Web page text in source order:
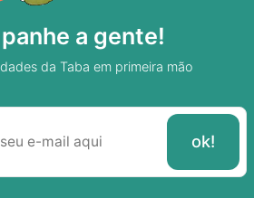
a gente!
da Taba em primeira mão